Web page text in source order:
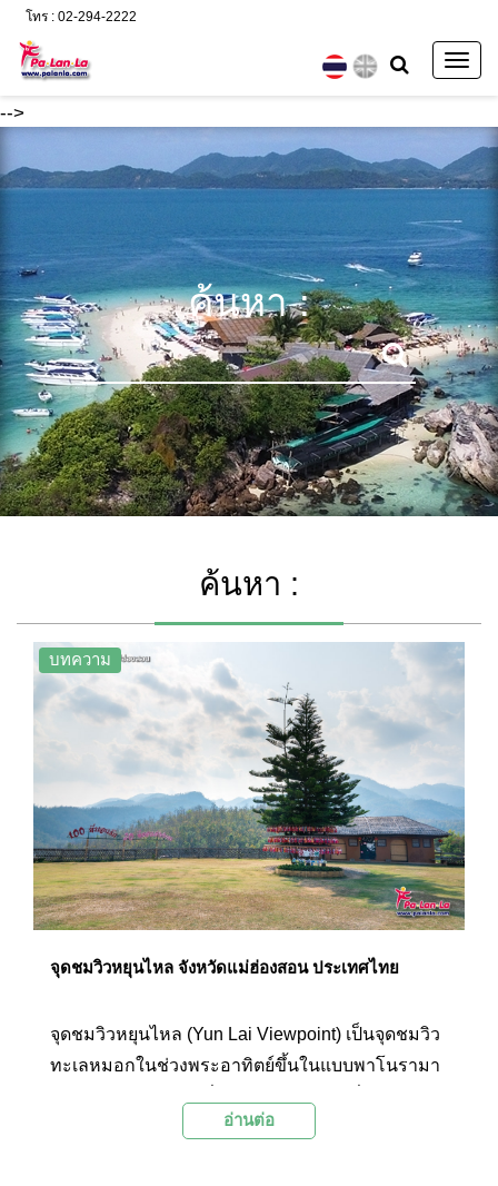
-->
โทร : 02-294-2222
ค้นหา :
ค้นหา :
บทความ
จุดชมวิวหยุนไหล จังหวัดแม่ฮ่องสอน ประเทศไทย
จุดชมวิวหยุนไหล (Yun Lai Viewpoint) เป็นจุดชมวิว
ทะเลหมอกในช่วงพระอาทิตย์ขึ้นในแบบพาโนรามา
และมีบรรยากาศค่อนข้างโรแมนติก จึงเป็นสถานที่
อ่านต่อ